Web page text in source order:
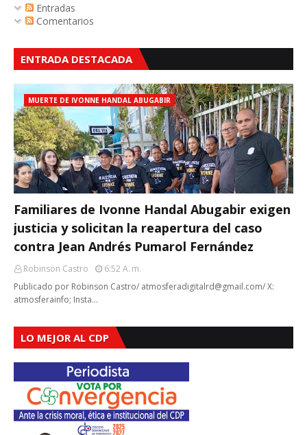
Entradas
Comentarios
ENTRADA DESTACADA
MUERTE DE IVONNE HANDAL ABUGABIR
Familiares de Ivonne Handal Abugabir exigen
justicia y solicitan la reapertura del caso
contra Jean Andrés Pumarol Fernández
Robinson Castro
6:52 A. M.
Publicado por Robinson Castro/ atmosferadigitalrd@gmail.com/ X:
atmosferainfo; Insta…
LO MEJOR AL CDP